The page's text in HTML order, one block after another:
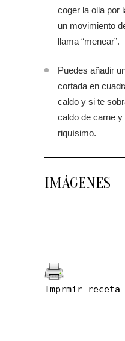
coger la olla por
un movimiento
llama “menear”.
Puedes añadir
cortada en
caldo y si te
caldo de carne
riquísimo.
IMÁGENES
Imprmir receta